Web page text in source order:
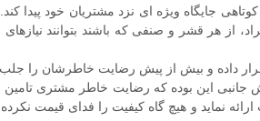
و توانست در مدت زمان کوتاهی جایگاه ویژه ای نزد مشتریان
هر قشر و صنفی که باشند بتوانند نیازهای
داده و بیش از پیش رضایت خاطرشان را جلب
این بوده که رضایت خاطر مشتری تامین
نماید و هیچ گاه کیفیت را فدای قیمت نکرده